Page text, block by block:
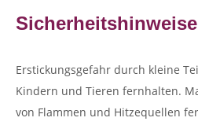
Sicherheitshinweise
Erstickungsgefahr durch kleine
Kindern und Tieren fernhalten.
von Flammen und Hitzequellen